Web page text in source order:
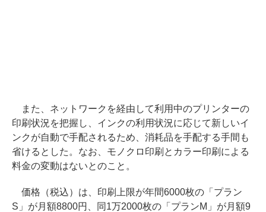
また、ネットワークを経由して利用中のプリンターの
印刷状況を把握し、インクの利用状況に応じて新しいイ
ンクが自動で手配されるため、消耗品を手配する手間も
省けるとした。なお、モノクロ印刷とカラー印刷による
料金の変動はないとのこと。
価格（税込）は、印刷上限が年間6000枚の「プラン
S」が月額8800円、同1万2000枚の「プランM」が月額9